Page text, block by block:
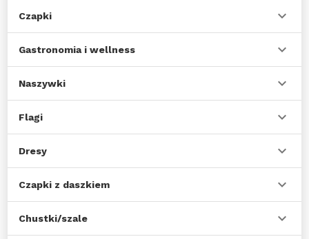
Czapki
Gastronomia i wellness
Naszywki
Flagi
Dresy
Czapki z daszkiem
Chustki/szale